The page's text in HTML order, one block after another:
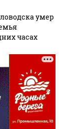
умер
часах